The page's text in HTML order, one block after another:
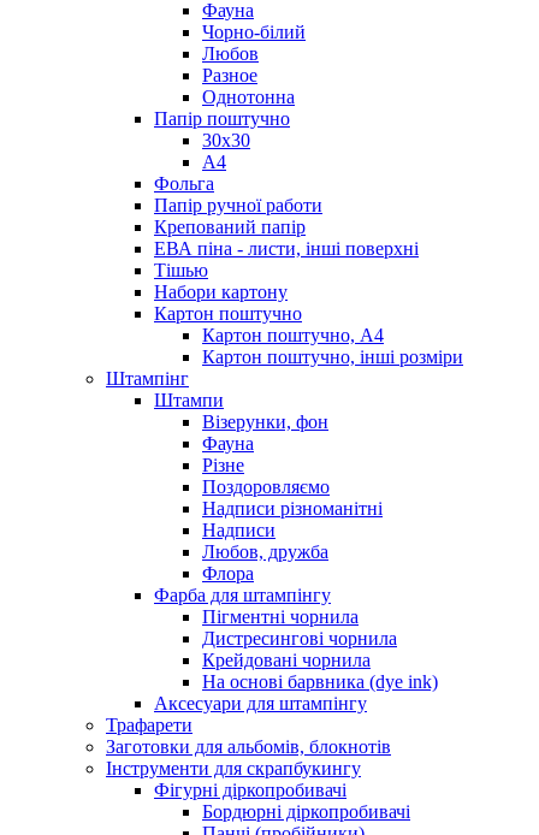
Фауна
Чорно-білий
Любов
Разное
Однотонна
Папір поштучно
30х30
А4
Фольга
Папір ручної работи
Крепований папір
ЕВА піна - листи, інші поверхні
Тішью
Набори картону
Картон поштучно
Картон поштучно, А4
Картон поштучно, інші розміри
Штампінг
Штампи
Візерунки, фон
Фауна
Різне
Поздоровляємо
Надписи різноманітні
Надписи
Любов, дружба
Флора
Фарба для штампінгу
Пігментні чорнила
Дистресингові чорнила
Крейдовані чорнила
На основі барвника (dye ink)
Аксесуари для штампінгу
Трафарети
Заготовки для альбомів, блокнотів
Інструменти для скрапбукингу
Фігурні діркопробивачі
Бордюрні діркопробивачі